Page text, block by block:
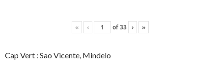
« ‹ of33 › »
Cap Vert : Sao Vicente, Mindelo